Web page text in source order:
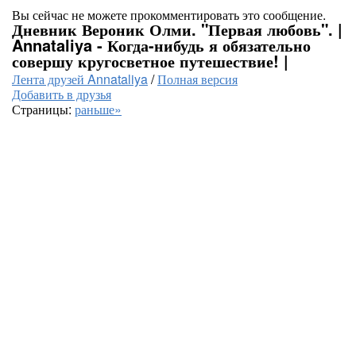
Вы сейчас не можете прокомментировать это сообщение.
Дневник Вероник Олми. "Первая любовь". |
Annataliya - Когда-нибудь я обязательно
совершу кругосветное путешествие! |
Лента друзей Annataliya/Полная версия
Добавить в друзья
Страницы: раньше»